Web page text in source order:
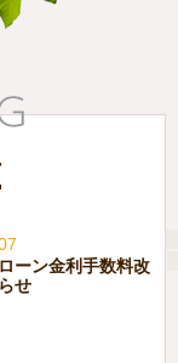
ーン金利手数料改
せ